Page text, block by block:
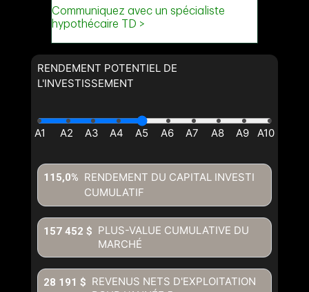
RENDEMENT POTENTIEL DE
L'INVESTISSEMENT
RENDEMENT DU CAPITAL INVESTI
CUMULATIF
115,0%
PLUS-VALUE CUMULATIVE DU
MARCHÉ
157 452 $
REVENUS NETS D'EXPLOITATION
28 191 $